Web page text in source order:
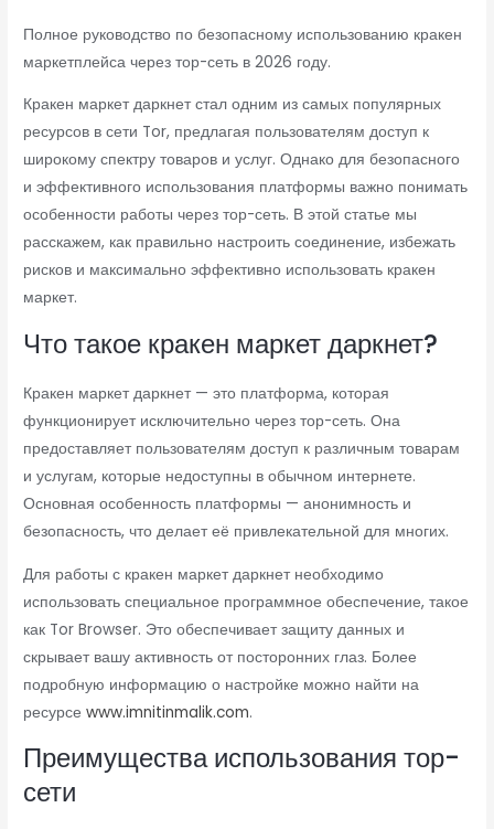
Полное руководство по безопасному использованию кракен
маркетплейса через тор-сеть в 2026 году.
Кракен маркет даркнет стал одним из самых популярных
ресурсов в сети Tor, предлагая пользователям доступ к
широкому спектру товаров и услуг. Однако для безопасного
и эффективного использования платформы важно понимать
особенности работы через тор-сеть. В этой статье мы
расскажем, как правильно настроить соединение, избежать
рисков и максимально эффективно использовать кракен
маркет.
Что такое кракен маркет даркнет?
Кракен маркет даркнет — это платформа, которая
функционирует исключительно через тор-сеть. Она
предоставляет пользователям доступ к различным товарам
и услугам, которые недоступны в обычном интернете.
Основная особенность платформы — анонимность и
безопасность, что делает её привлекательной для многих.
Для работы с кракен маркет даркнет необходимо
использовать специальное программное обеспечение, такое
как Tor Browser. Это обеспечивает защиту данных и
скрывает вашу активность от посторонних глаз. Более
подробную информацию о настройке можно найти на
ресурсеwww.imnitinmalik.com.
Преимущества использования тор-
сети